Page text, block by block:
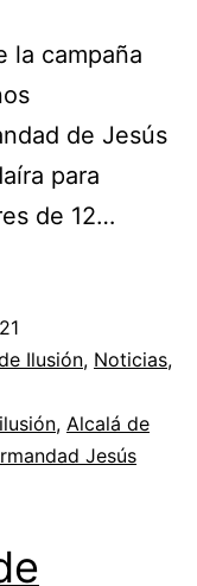
la campaña
de Jesús
para
de 12…
Ilusión, Noticias,
, Alcalá de
Jesús